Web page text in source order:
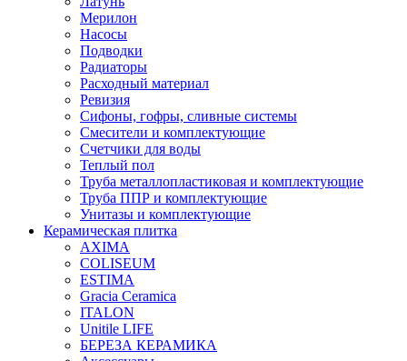
Мерилон
Насосы
Подводки
Радиаторы
Расходный материал
Ревизия
Сифоны, гофры, сливные системы
Смесители и комплектующие
Счетчики для воды
Теплый пол
Труба металлопластиковая и комплектующие
Труба ППР и комплектующие
Унитазы и комплектующие
Керамическая плитка
AXIMA
COLISEUM
ESTIMA
Gracia Ceramica
ITALON
Unitile LIFE
БЕРЕЗА КЕРАМИКА